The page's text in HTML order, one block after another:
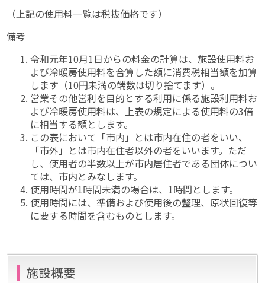
（上記の使用料一覧は税抜価格です）
備考
令和元年10月1日からの料金の計算は、施設使用料お
よび冷暖房使用料を合算した額に消費税相当額を加算
します（10円未満の端数は切り捨てます）。
営業その他営利を目的とする利用に係る施設利用料お
よび冷暖房使用料は、上表の規定による使用料の3倍
に相当する額とします。
この表において「市内」とは市内在住の者をいい、
「市外」とは市内在住者以外の者をいいます。ただ
し、使用者の半数以上が市内居住者である団体につい
ては、市内とみなします。
使用時間が1時間未満の場合は、1時間とします。
使用時間には、準備および使用後の整理、原状回復等
に要する時間を含むものとします。
施設概要